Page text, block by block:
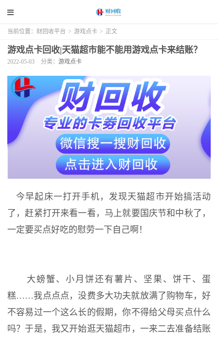
当前位置： 财回收平台 > 游戏点卡 > 正文
游戏点卡回收|天猫超市能不能用游戏点卡来结账？
2022-05-03 分类： 游戏点卡
今早起床一打开手机，发现天猫超市开始搞活动
了，赶紧打开来看一看，马上就要国庆节和中秋了，
一定要买点好吃的慰劳一下自己啊！
大螃蟹、小月饼还有薯片、坚果、饼干、蛋
糕……我点点点，没费多大功夫就放满了购物车，好
不容易过一个这么长的假期，你不得给父母买点什么
吗？于是，我又开始逛天猫超市，一来二去准备结账